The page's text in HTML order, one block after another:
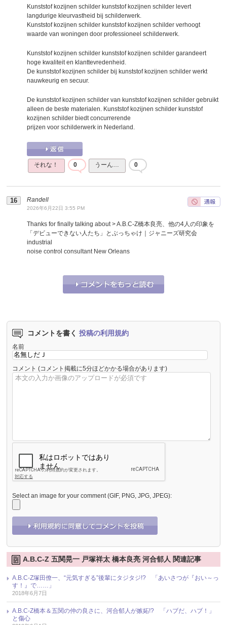
Kunststof kozijnen schilder kunststof kozijnen schilder levert
langdurige kleurvastheid bij schilderwerk.
Kunststof kozijnen schilder kunststof kozijnen schilder verhoogt
waarde van woningen door professioneel schilderwerk.
Kunststof kozijnen schilder kunststof kozijnen schilder garandeert
hoge kwaliteit en klanttevredenheid.
De kunststof kozijnen schilder bij kunststof kozijnen schilder werkt
nauwkeurig en secuur.
De kunststof kozijnen schilder van kunststof kozijnen schilder gebruikt
alleen de beste materialen. Kunststof kozijnen schilder kunststof
kozijnen schilder biedt concurrerende
prijzen voor schilderwerk in Nederland.
それな！ 0 うーん… 0
Randell
2026年6月22日 3:55 PM
Thanks for finally talking about > A.B.C-Z橋本良亮、他の4人の印象を
「デビューできない人たち」とぶっちゃけ｜ジャニーズ研究会
industrial
noise control consultant New Orleans
0 うーん… 0
コメントを書く 投稿の利用規約
名前
コメント (コメント掲載に5分ほどかかる場合があります)
Select an image for your comment (GIF, PNG, JPG, JPEG):
A.B.C-Z 五関晃一 戸塚祥太 橋本良亮 河合郁人 関連記事
A.B.C-Z塚田僚一、“元気すぎる”後輩にタジタジ!? 「あいさつが『おい～っ
す！』で……」
2018年6月7日
A.B.C-Z橋本＆五関の仲の良さに、河合郁人が嫉妬!? 「ハブだ、ハブ！」
と傷心